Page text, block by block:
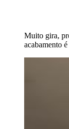
Muito gira,
acabamento